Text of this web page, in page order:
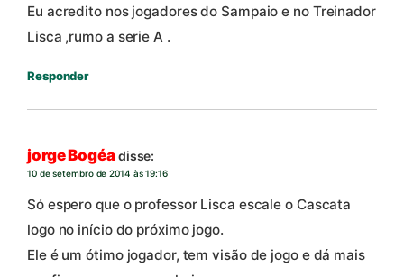
Eu acredito nos jogadores do Sampaio e no Treinador
Lisca ,rumo a serie A .
Responder
jorge Bogéadisse:
10 de setembro de 2014 às 19:16
Só espero que o professor Lisca escale o Cascata
logo no início do próximo jogo.
Ele é um ótimo jogador, tem visão de jogo e dá mais